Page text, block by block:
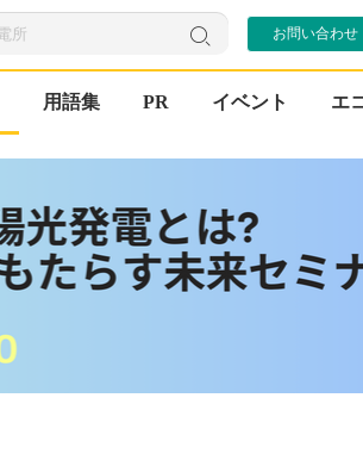
お問い合わせ
用語集 PR イベント エ